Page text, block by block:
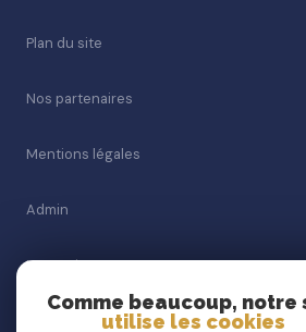
Plan du site
Nos partenaires
Mentions légales
Admin
Honoraires
Politique RGPD
Comme beaucoup, notre
utilise les cookies